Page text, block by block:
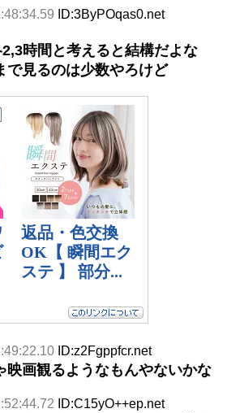
ID:3ByPOqas0.net
時間と考えると結構だよな
で見るのは少数やろけど
ID:z2Fgppfcr.net
映画観るようなもんやないかな
ID:C15yO++ep.net